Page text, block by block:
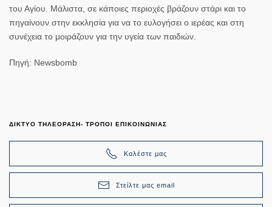
του Αγίου. Μάλιστα, σε κάποιες περιοχές βράζουν στάρι και το
πηγαίνουν στην εκκλησία για να το ευλογήσει ο ιερέας και στη
συνέχεια το μοιράζουν για την υγεία των παιδιών.
Πηγή: Newsbomb
ΔΙΚΤΥΟ ΤΗΛΕΟΡΑΣΗ- ΤΡΟΠΟΙ ΕΠΙΚΟΙΝΩΝΙΑΣ
Καλέστε μας
Στείλτε μας email